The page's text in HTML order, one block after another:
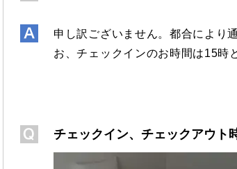
申し訳ございません。都合により
お、チェックインのお時間は15時
チェックイン、チェックアウト